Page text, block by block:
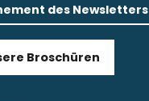
des Newsletters
Broschüren